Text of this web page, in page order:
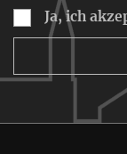
Ja, ich